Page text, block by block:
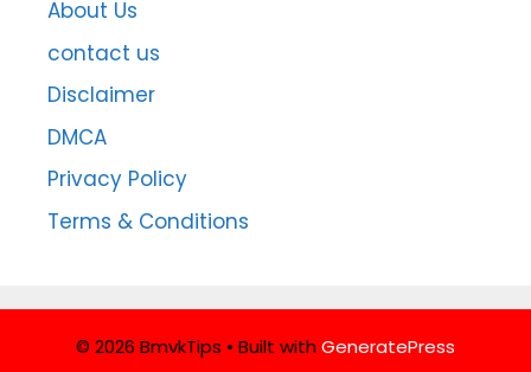
About Us
contact us
Disclaimer
DMCA
Privacy Policy
Terms & Conditions
© 2026 BmvkTips • Built withGeneratePress